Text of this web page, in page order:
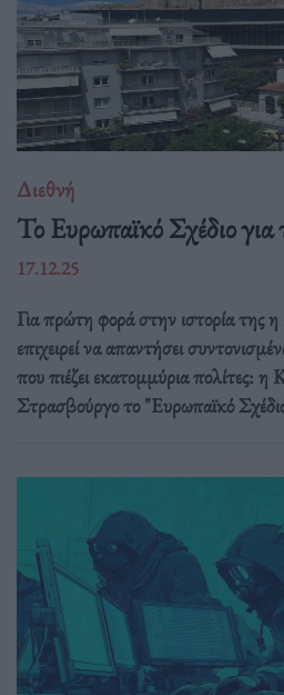
Διεθνή
Το Ευρωπαϊκό Σχέδιο για
17.12.25
Για πρώτη φορά στην ιστορία
επιχειρεί να απαντήσει
που πιέζει εκατομμύρια πολίτες: η
Στρασβούργο το "Ευρωπαϊκό